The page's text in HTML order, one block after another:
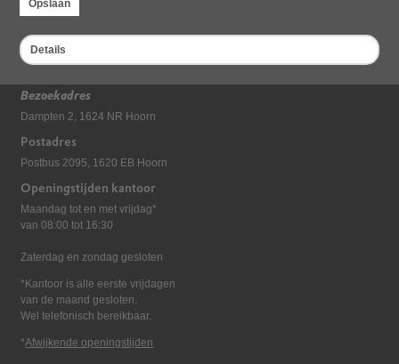
Opslaan
Details
Bezoekadres
Dampten 2, 1624 NR Hoorn
Postadres
Postbus 2095, 1620 EB Hoorn
Openingstijden kantoor
Maandag tot en met vrijdag*
van 08:00 tot 16:30
Zaterdag en zondag gesloten
*Kantoor is alle eerste vrijdagen
van de maand gesloten.
Wel telefonisch bereikbaar.
*Afwijkende openingstijden